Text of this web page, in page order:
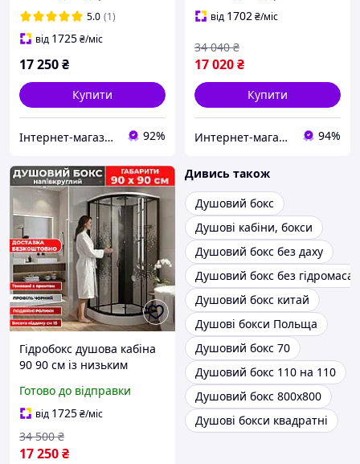
5.0 (1)
від 1725₴/міс
17 250₴
Купити
Інтернет-магазин дверей, сантехніки та меблів «Хутко» 92%
від 1702₴/міс
17 020₴
34 040 ₴
Купити
Интернет-магазин Строй Дом 94%
Гідробокс душова кабіна
90 90 см із низьким
чорний профіль
Готово до відправки
від 1725₴/міс
17 250₴
34 500 ₴
Дивись також
Душовий бокс
Душові кабіни, бокси
Душовий бокс без даху
Душовий бокс без
Душовий бокс китай
Душові бокси Польща
Душовий бокс 70
Душовий бокс 110 на 110
Душовий бокс 800х800
Душові бокси квадратні